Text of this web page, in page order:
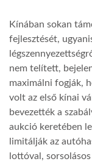
GLOBOZSARU
DOBRAVERO.HU
Kínában sokan
fejlesztését,
nem telített,
maximálni fogják,
volt az első kínai
bevezették a
aukció keretében
limitálják az
lottóval,